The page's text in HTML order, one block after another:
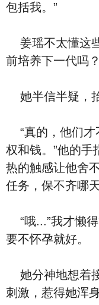
包括我。”
姜瑶不太懂这
前培养下一代吗？
她半信半疑，
“真的，他们才
权和钱。”他的手
热的触感让他舍
任务，保不齐哪
“哦...”我才懒
要不怀孕就好。
她分神地想着
刺激，惹得她浑